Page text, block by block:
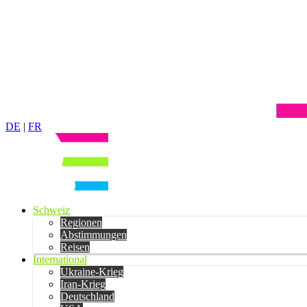
DE | FR
Schweiz
Regionen
Abstimmungen
Reisen
International
Ukraine-Krieg
Iran-Krieg
Deutschland